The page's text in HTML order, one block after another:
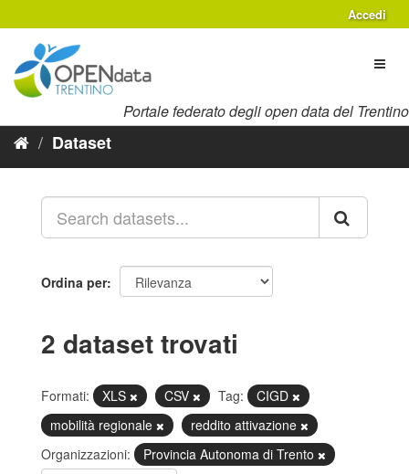
al
contenuto
Accedi
Portale federato degli open data del Trentino
Dataset
Ordina per
2 dataset trovati
Formati: XLS CSV Tag:
CIGD
mobilità regionale
reddito attivazione
Organizzazioni:
Provincia Autonoma di Trento